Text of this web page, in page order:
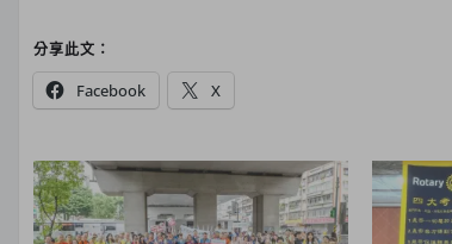
分享此文：
Facebook X